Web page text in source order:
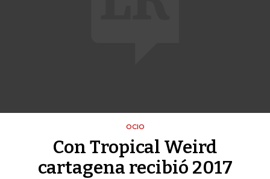
OCIO
Con Tropical Weird
cartagena recibió 2017